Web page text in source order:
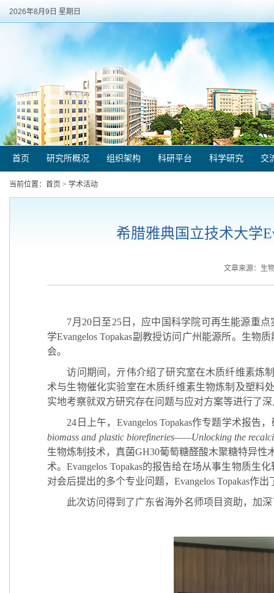
2026年8月9日 星期日
首页 研究所概况 组织架构 科研平台 科学研究 交
当前位置： 首页 > 学术活动
希腊雅典国立技术大学
文章来源：生
7月 20日至25日，应中国科学院可再生能源重
学Evangelos Topakas副教授访问广州能源所。生物
会。
访问期间，亓伟介绍了研究室在木质纤维素炼
术与生物催化实验室在木质纤维素生物炼制及塑料
实地考察就双方研究存在问题与应对方案等进行了
24 日上午， Evangelos Topakas作专题学术报告
biomass and plastic biorefineries——Unlocking the
生物炼制技术，真菌GH30葡萄糖醛酸木聚糖特异性
术。Evangelos Topakas的报告给在场从事生物质生
对会后提出的多个专业问题， Evangelos Topakas作出
此次访问得到了广东省海外名师项目资助，加